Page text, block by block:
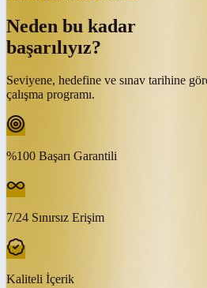
Neden bu kadar
başarılıyız?
Seviyene, hedefine ve sınav tarihine
çalışma programı.
%100 Başarı Garantili
7/24 Sınırsız Erişim
Kaliteli İçerik